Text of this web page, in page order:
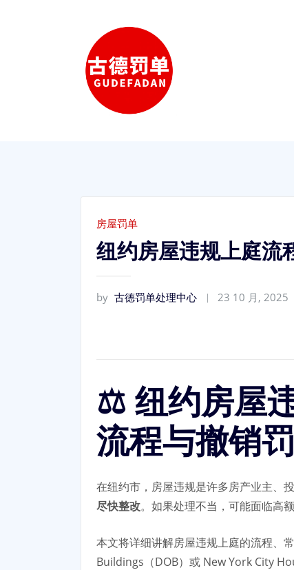
房屋罚单
纽约房屋违规上庭流
by 古德罚单处理中心 23 10 月, 2025
⚖️ 纽约房屋
流程与撤销
在纽约市，房屋违规是许多房产业主、
尽快整改。如果处理不当，可能面临高
本文将详细讲解房屋违规上庭的流程、
Buildings（DOB）或 New York City